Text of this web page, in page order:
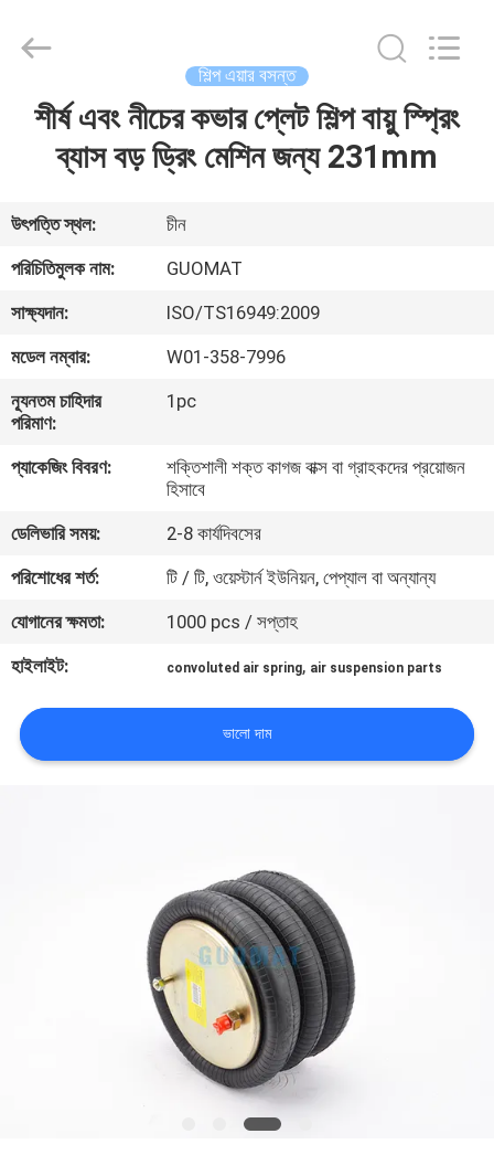
বাড়ি
আমাদের
সম্পর্কে
কারখানা
ভ্রমণ
মান
নিয়ন্ত্রণ
যোগাযোগ
করুন
উদ্ধৃতির
জন্য
Reserved.
শিল্প এয়ার বসন্ত
শীর্ষ এবং নীচের কভার প্লেট শিল্প বায়ু স্প্রিং
ব্যাস বড় ড্রিং মেশিন জন্য 231mm
উৎপত্তি স্থল:
চীন
পরিচিতিমুলক নাম:
GUOMAT
সাক্ষ্যদান:
ISO/TS16949:2009
মডেল নম্বার:
W01-358-7996
ন্যূনতম চাহিদার
পরিমাণ:
1pc
প্যাকেজিং বিবরণ:
শক্তিশালী শক্ত কাগজ বাক্স বা গ্রাহকদের প্রয়োজন
হিসাবে
ডেলিভারি সময়:
2-8 কার্যদিবসের
পরিশোধের শর্ত:
টি / টি, ওয়েস্টার্ন ইউনিয়ন, পেপ্যাল ​​বা অন্যান্য
যোগানের ক্ষমতা:
1000 pcs / সপ্তাহ
হাইলাইট:
convoluted air spring, air suspension parts
ভালো দাম